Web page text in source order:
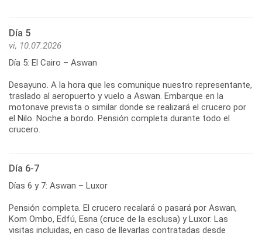
Día 5
vi, 10.07.2026
Día 5: El Cairo – Aswan
Desayuno. A la hora que les comunique nuestro representante,
traslado al aeropuerto y vuelo a Aswan. Embarque en la
motonave prevista o similar donde se realizará el crucero por
el Nilo. Noche a bordo. Pensión completa durante todo el
crucero.
Día 6-7
Días 6 y 7: Aswan – Luxor
Pensión completa. El crucero recalará o pasará por Aswan,
Kom Ombo, Edfú, Esna (cruce de la esclusa) y Luxor. Las
visitas incluidas, en caso de llevarlas contratadas desde